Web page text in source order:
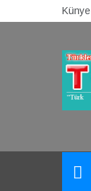
to
Künye